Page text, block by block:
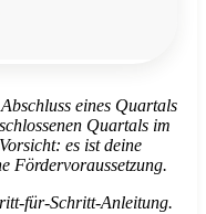
eines Quartals
Quartals im
es ist deine
Fördervoraussetzung.
für-Schritt-Anleitung.